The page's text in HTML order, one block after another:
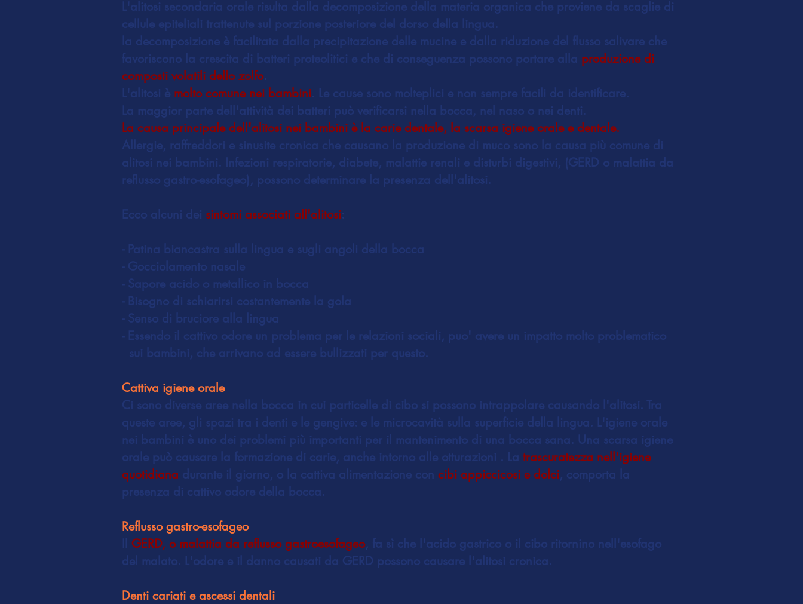
L'alitosi secondaria orale risulta dalla decomposizione della materia organica che proviene da scaglie di
cellule epiteliali trattenute sul porzione posteriore del dorso della lingua.
la decomposizione è facilitata dalla precipitazione delle mucine e dalla riduzione del flusso salivare che
favoriscono la crescita di batteri proteolitici e che di conseguenza possono portare alla produzione di
composti volatili dello zolfo.
L'alitosi è molto comune nei bambini. Le cause sono molteplici e non sempre facili da identificare.
La maggior parte dell'attività dei batteri può verificarsi nella bocca, nel naso o nei denti.
La causa principale dell'alitosi nei bambini è la carie dentale, la scarsa igiene orale e dentale.
Allergie, raffreddori e sinusite cronica che causano la produzione di muco sono la causa più comune di
alitosi nei bambini. Infezioni respiratorie, diabete, malattie renali e disturbi digestivi, (GERD o malattia da
reflusso gastro-esofageo), possono determinare la presenza dell'alitosi.
Ecco alcuni dei sintomi associati all'alitosi:
- Patina biancastra sulla lingua e sugli angoli della bocca
- Gocciolamento nasale
- Sapore acido o metallico in bocca
- Bisogno di schiarirsi costantemente la gola
- Senso di bruciore alla lingua
- Essendo il cattivo odore un problema per le relazioni sociali, puo' avere un impatto molto problematico
sui bambini, che arrivano ad essere bullizzati per questo.
Cattiva igiene orale
Ci sono diverse aree nella bocca in cui particelle di cibo si possono intrappolare causando l'alitosi. Tra
queste aree, gli spazi tra i denti e le gengive: e le microcavità sulla superficie della lingua. L'igiene orale
nei bambini è uno dei problemi più importanti per il mantenimento di una bocca sana. Una scarsa igiene
orale può causare la formazione di carie, anche intorno alle otturazioni . La trascuratezza nell'igiene
quotidiana durante il giorno, o la cattiva alimentazione con cibi appiccicosi e dolci, comporta la
presenza di cattivo odore della bocca.
Reflusso gastro-esofageo
Il GERD, o malattia da reflusso gastroesofageo, fa sì che l'acido gastrico o il cibo ritornino nell'esofago
del malato. L'odore e il danno causati da GERD possono causare l'alitosi cronica.
Denti cariati e ascessi dentali